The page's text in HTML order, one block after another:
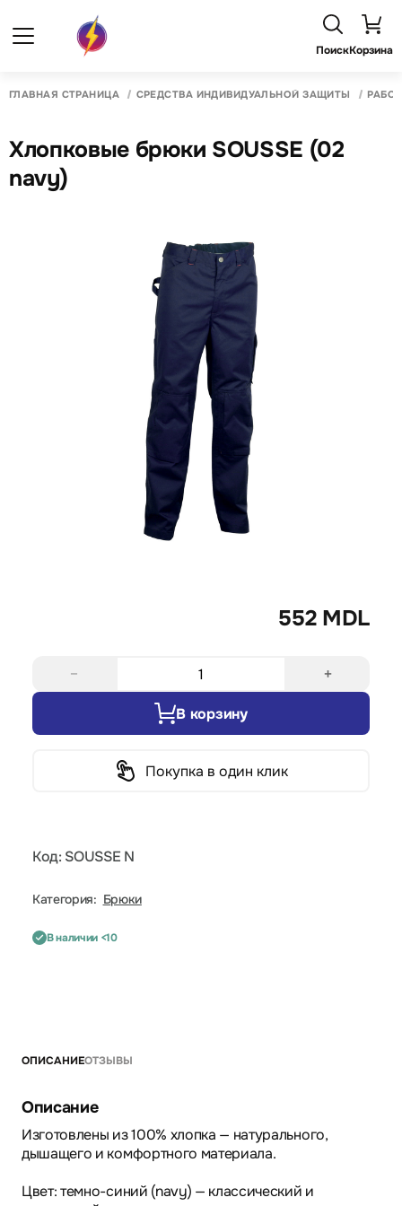
ПоискКорзина
ГЛАВНАЯ СТРАНИЦА СРЕДСТВА ИНДИВИДУАЛЬНОЙ ЗАЩИТЫ
Хлопковые брюки SOUSSE (02
navy)
552 MDL
− +
В корзину
Покупка в один клик
Код: SOUSSE N
Категория: Брюки
В наличии <10
ОПИСАНИЕОТЗЫВЫ
Описание
Изготовлены из 100% хлопка — натурального,
дышащего и комфортного материала.
Цвет: темно-синий (navy) — классический и